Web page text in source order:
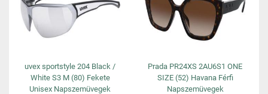
uvex sportstyle 204 Black /
White S3 M (80) Fekete
Unisex Napszemüvegek
Prada PR24XS 2AU6S1 ONE
SIZE (52) Havana Férfi
Napszemüvegek